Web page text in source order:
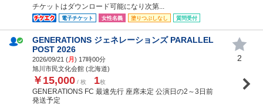
チケットはダウンロード可能になり次第...
電子チケット 女性名義 塗りつぶしなし 質問受付
GENERATIONS ジェネレーションズ PARALLEL
POST 2026
2026/09/21 (月) 17時00分
旭川市民文化会館 (北海道)
￥15,000 / 枚 1枚
GENERATIONS FC 最速先行 座席未定 公演日の2～3日前
発送予定
2